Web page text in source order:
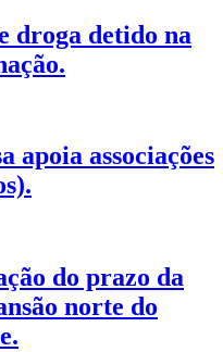
droga detido na
apoia associações
do prazo da
norte do